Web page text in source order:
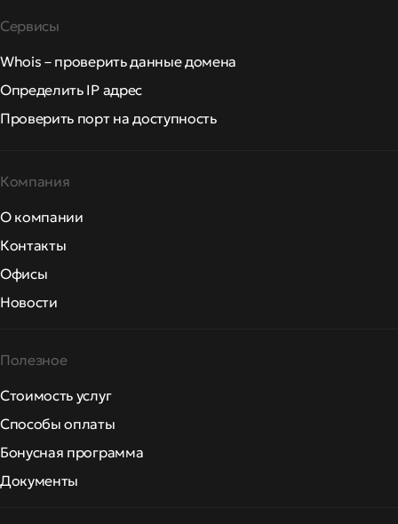
Сервисы
Whois – проверить данные домена
Определить IP адрес
Проверить порт на доступность
Компания
О компании
Контакты
Офисы
Новости
Полезное
Стоимость услуг
Способы оплаты
Бонусная программа
Документы